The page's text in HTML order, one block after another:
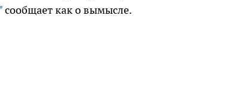
сообщает как о вымысле.